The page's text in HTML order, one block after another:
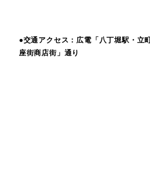
●交通アクセス：広電「八丁堀駅・立
座街商店街」通り